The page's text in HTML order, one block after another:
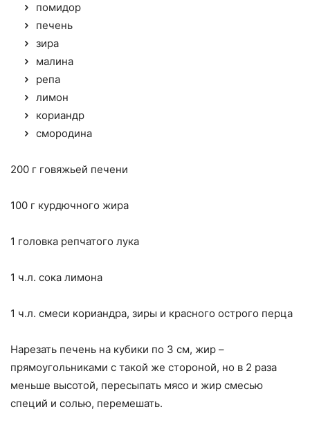
помидор
печень
зира
малина
репа
лимон
кориандр
смородина
200 г говяжьей печени
100 г курдючного жира
1 головка репчатого лука
1 ч.л. сока лимона
1 ч.л. смеси кориандра, зиры и красного острого перца
Нарезать печень на кубики по 3 см, жир –
прямоугольниками с такой же стороной, но в 2 раза
меньше высотой, пересыпать мясо и жир смесью
специй и солью, перемешать.